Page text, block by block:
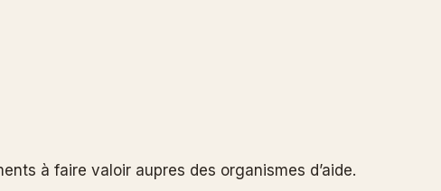
à faire valoir aupres des organismes d’aide.